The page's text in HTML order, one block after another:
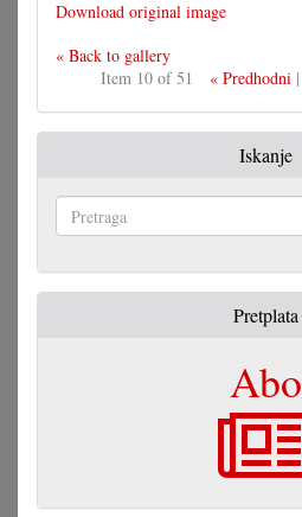
Download original image
« Back to gallery
Item 10 of 51
« Predhodni|
Iskanje
Pretplata
Abo